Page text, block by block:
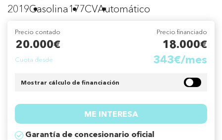
2019Gasolina 177CVAutomático
Precio contado
20.000€
Precio financiado
18.000€
Cuota desde 343€/mes
Mostrar cálculo de financiación
ME INTERESA
Garantía de concesionario oficial